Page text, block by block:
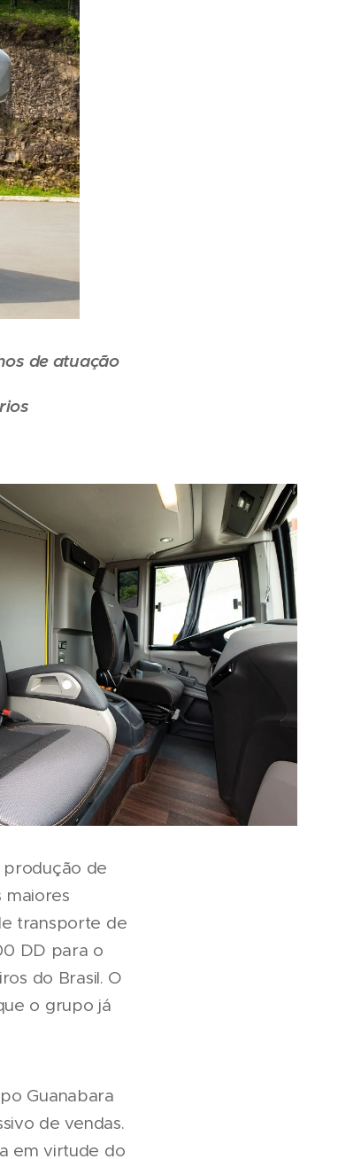
de atuação
produção de
maiores
transporte de
DD para o
do Brasil. O
o grupo já
Guanabara
de vendas.
em virtude do